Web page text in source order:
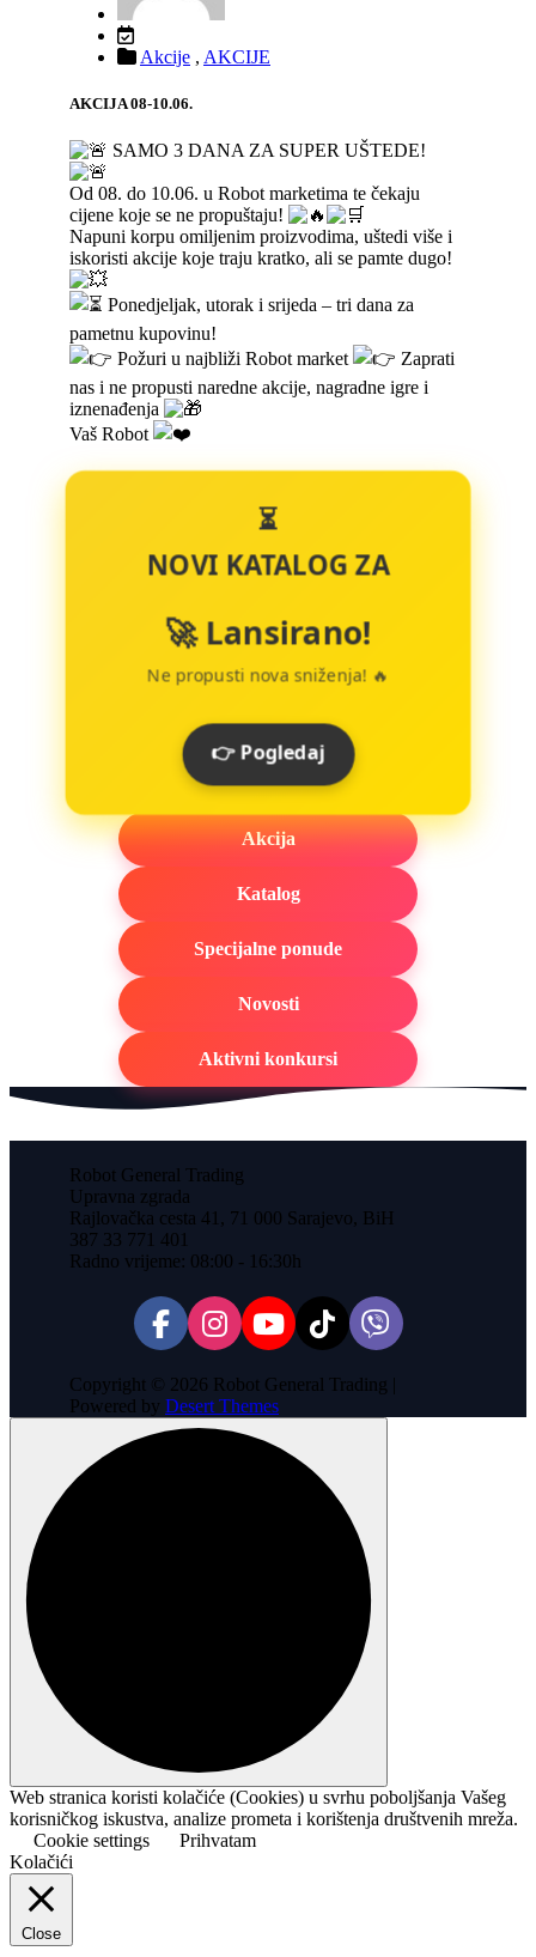
Akcije , AKCIJE
AKCIJA 08-10.06.
SAMO 3 DANA ZA SUPER UŠTEDE!
Od 08. do 10.06. u Robot marketima te čekaju
cijene koje se ne propuštaju!
Napuni korpu omiljenim proizvodima, uštedi više i
iskoristi akcije koje traju kratko, ali se pamte dugo!
Ponedjeljak, utorak i srijeda – tri dana za
pametnu kupovinu!
Požuri u najbliži Robot market
Zaprati
nas i ne propusti naredne akcije, nagradne igre i
iznenađenja
Vaš Robot
⏳
NOVI KATALOG ZA
🚀 Lansirano!
Ne propusti nova sniženja! 🔥
👉 Pogledaj
Akcija
Katalog
Specijalne ponude
Novosti
Aktivni konkursi
Robot General Trading
Upravna zgrada
Rajlovačka cesta 41, 71 000 Sarajevo, BiH
387 33 771 401
Radno vrijeme: 08:00 - 16:30h
Copyright © 2026 Robot General Trading |
Powered by Desert Themes
Web stranica koristi kolačiće (Cookies) u svrhu poboljšanja Vašeg
korisničkog iskustva, analize prometa i korištenja društvenih mreža.
Cookie settings
Prihvatam
Kolačići
Close